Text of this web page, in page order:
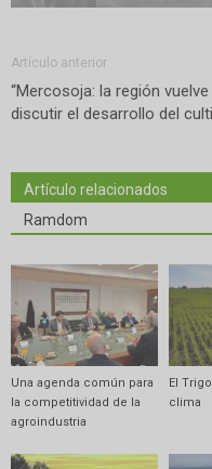
Artículo anterior
“Mercosoja: la región vuelve
discutir el desarrollo del
Artículo relacionados
Ramdom
Una agenda común para
la competitividad de la
agroindustria
El
clima